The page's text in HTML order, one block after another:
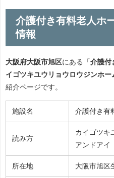
介護付き有料老人ホ
情報
大阪府大阪市旭区にある「 介護付
イゴツキユウリョウロウジンホー
紹介ページです。
施設名 介護付き有
読み方
カイゴツキ
アンドアイ
所在地 大阪市旭区